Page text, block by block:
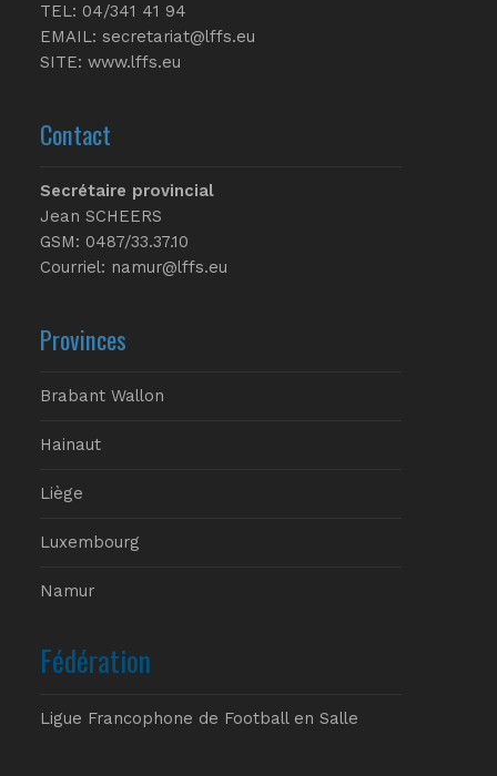
TEL: 04/341 41 94
EMAIL: secretariat@lffs.eu
SITE: www.lffs.eu
Contact
Secrétaire provincial
Jean SCHEERS
GSM: 0487/33.37.10
Courriel: namur@lffs.eu
Provinces
Brabant Wallon
Hainaut
Liège
Luxembourg
Namur
Fédération
Ligue Francophone de Football en Salle